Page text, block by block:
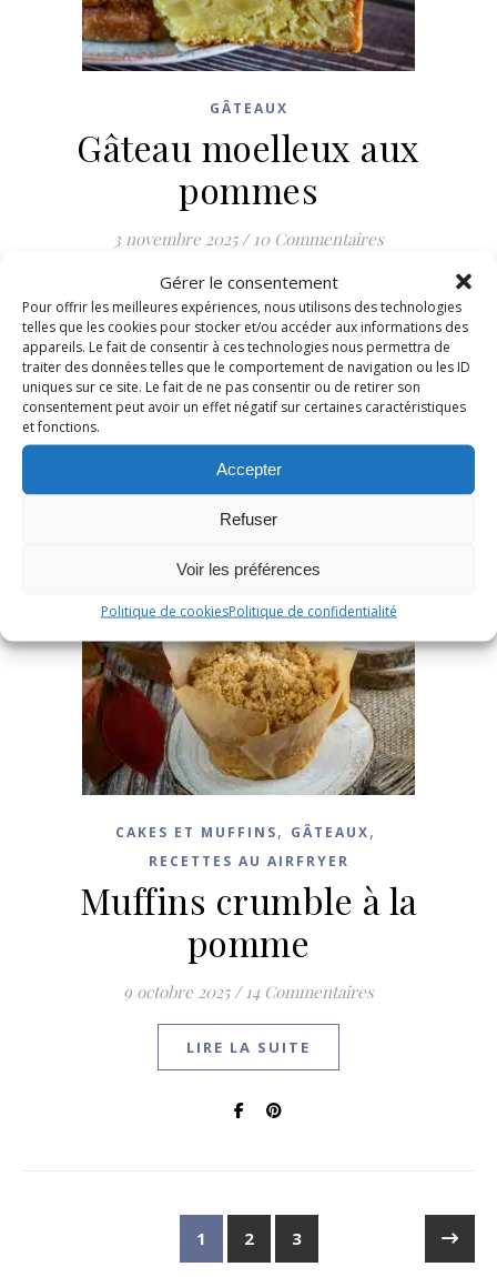
Gérer le consentement
Pour offrir les meilleures expériences, nous utilisons des technologies
telles que les cookies pour stocker et/ou accéder aux informations des
appareils. Le fait de consentir à ces technologies nous permettra de
traiter des données telles que le comportement de navigation ou les ID
uniques sur ce site. Le fait de ne pas consentir ou de retirer son
consentement peut avoir un effet négatif sur certaines caractéristiques
et fonctions.
Accepter
Refuser
Voir les préférences
Politique de cookiesPolitique de confidentialité
GÂTEAUX
Gâteau moelleux aux
pommes
3 novembre 2025 / 10 Commentaires
LIRE LA SUITE
CAKES ET MUFFINS, GÂTEAUX,
RECETTES AU AIRFRYER
Muffins crumble à la
pomme
9 octobre 2025 / 14 Commentaires
LIRE LA SUITE
1 2 3